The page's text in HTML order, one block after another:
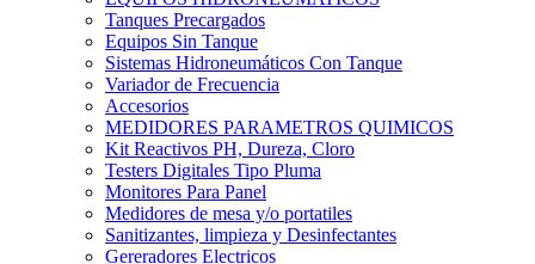
Tanques Precargados
Equipos Sin Tanque
Sistemas Hidroneumáticos Con Tanque
Variador de Frecuencia
Accesorios
MEDIDORES PARAMETROS QUIMICOS
Kit Reactivos PH, Dureza, Cloro
Testers Digitales Tipo Pluma
Monitores Para Panel
Medidores de mesa y/o portatiles
Sanitizantes, limpieza y Desinfectantes
Gereradores Electricos